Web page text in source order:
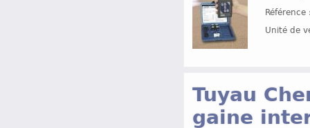
Unité de
Tuyau
gaine